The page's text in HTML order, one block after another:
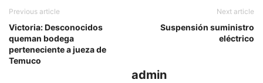
Previous article
Victoria: Desconocidos
queman bodega
perteneciente a jueza de
Temuco
Next article
Suspensión suministro
eléctrico
admin